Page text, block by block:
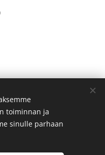
Evästeet
toiminnan ja
sinulle parhaan